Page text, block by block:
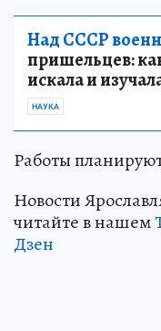
Над СССР
пришельцев:
искала и
НАУКА
Работы
Новости
читайте в нашем
Дзен